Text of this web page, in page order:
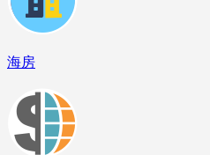
海房